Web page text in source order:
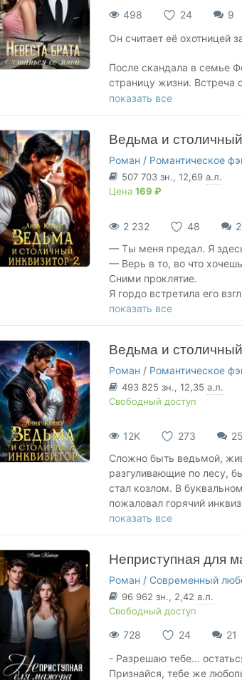
🔥 коварная подруга,
🔥 беременность от
НЕ ЗАБУДЬТЕ ДОБАВИТЬ
Ваши комментарии
498 24 9
Он считает её охотницей
После скандала в семье
страницу жизни. Встреча
недолгой: её жених —
защитивший её, теперь её
Уверенный, что Дороти —
разлучить её с братом.
Вот только её сердце
появлении надменного
🔥 харизматичный герой с
🔥 адекватная героиня,
🔥 от ненависти до любви,
🔥 любовный треугольник,
🔥 запретная страсть,
🔥 пылкие чувства,
показать все
Ведьма и
Роман / Романтическое
507 703 зн., 12,69 а.л.
Цена 169 ₽
2 232 48
— Ты меня предал. Я
— Верь в то, во что
Сними проклятие.
Я гордо встретила его
— Это не моё колдовство.
— На рассвете тебя
Мне нечего было ему
В книге есть:
🔥столкновение
🔥 от ненависти до любви,
🔥 проклятие, которое
🔥 магия и приключения,
🔥ХЭ обязателен.
показать все
Ведьма и
Роман / Романтическое
493 825 зн., 12,35 а.л.
Свободный доступ
12K 273
Сложно быть ведьмой,
разгуливающие по лесу,
стал козлом. В
пожаловал горячий
хамит. А недавно люди
похожих на мои.
капкан, когда этот
показать все
Неприступная для
Роман / Современный
96 962 зн., 2,42 а.л.
Свободный доступ
728 24 21
- Разрешаю тебе...
Признайся, тебе же